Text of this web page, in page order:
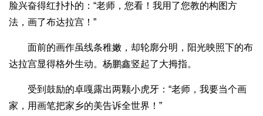
脸兴奋得红扑扑的：“老师，您看！我用了您教的构图方
法，画了布达拉宫！”
面前的画作虽线条稚嫩，却轮廓分明，阳光映照下的布
达拉宫显得格外生动。杨鹏鑫竖起了大拇指。
受到鼓励的卓嘎露出两颗小虎牙：“老师，我要当个画
家，用画笔把家乡的美告诉全世界！”